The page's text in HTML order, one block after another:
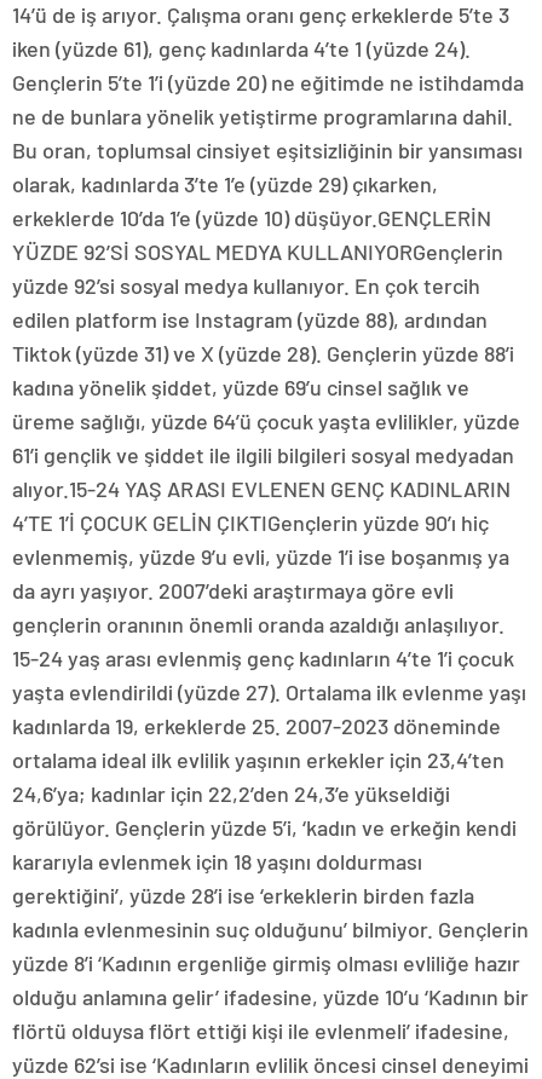
14’ü de iş arıyor. Çalışma oranı genç erkeklerde 5’te 3
iken (yüzde 61), genç kadınlarda 4’te 1 (yüzde 24).
Gençlerin 5’te 1’i (yüzde 20) ne eğitimde ne istihdamda
ne de bunlara yönelik yetiştirme programlarına dahil.
Bu oran, toplumsal cinsiyet eşitsizliğinin bir yansıması
olarak, kadınlarda 3’te 1’e (yüzde 29) çıkarken,
erkeklerde 10’da 1’e (yüzde 10) düşüyor.GENÇLERİN
YÜZDE 92’Sİ SOSYAL MEDYA KULLANIYORGençlerin
yüzde 92’si sosyal medya kullanıyor. En çok tercih
edilen platform ise Instagram (yüzde 88), ardından
Tiktok (yüzde 31) ve X (yüzde 28). Gençlerin yüzde 88’i
kadına yönelik şiddet, yüzde 69’u cinsel sağlık ve
üreme sağlığı, yüzde 64’ü çocuk yaşta evlilikler, yüzde
61’i gençlik ve şiddet ile ilgili bilgileri sosyal medyadan
alıyor.15-24 YAŞ ARASI EVLENEN GENÇ KADINLARIN
4’TE 1’İ ÇOCUK GELİN ÇIKTIGençlerin yüzde 90’ı hiç
evlenmemiş, yüzde 9’u evli, yüzde 1’i ise boşanmış ya
da ayrı yaşıyor. 2007’deki araştırmaya göre evli
gençlerin oranının önemli oranda azaldığı anlaşılıyor.
15-24 yaş arası evlenmiş genç kadınların 4’te 1’i çocuk
yaşta evlendirildi (yüzde 27). Ortalama ilk evlenme yaşı
kadınlarda 19, erkeklerde 25. 2007-2023 döneminde
ortalama ideal ilk evlilik yaşının erkekler için 23,4’ten
24,6’ya; kadınlar için 22,2’den 24,3’e yükseldiği
görülüyor. Gençlerin yüzde 5’i, ‘kadın ve erkeğin kendi
kararıyla evlenmek için 18 yaşını doldurması
gerektiğini’, yüzde 28’i ise ‘erkeklerin birden fazla
kadınla evlenmesinin suç olduğunu’ bilmiyor. Gençlerin
yüzde 8’i ‘Kadının ergenliğe girmiş olması evliliğe hazır
olduğu anlamına gelir’ ifadesine, yüzde 10’u ‘Kadının bir
flörtü olduysa flört ettiği kişi ile evlenmeli’ ifadesine,
yüzde 62’si ise ‘Kadınların evlilik öncesi cinsel deneyimi